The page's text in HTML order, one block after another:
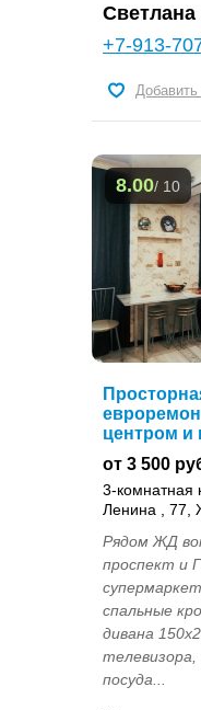
Светлана
+7-913-
8.00/ 10
центром и
от 3 500
3-комнатная
Ленина , 77,
Рядом ЖД
проспект и
спальные
дивана
телевизора,
посуда...